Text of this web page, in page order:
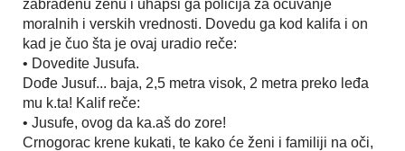
zabrađenu zenu i uhapsi ga policija za očuvanje
moralnih i verskih vrednosti. Dovedu ga kod kalifa i on
kad je čuo šta je ovaj uradio reče:
• Dovedite Jusufa.
Dođe Jusuf... baja, 2,5 metra visok, 2 metra preko leđa
mu k.ta! Kalif reče:
• Jusufe, ovog da ka.aš do zore!
Crnogorac krene kukati, te kako će ženi i familiji na oči,